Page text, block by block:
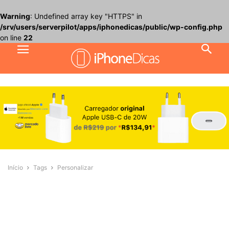
Warning: Undefined array key "HTTPS" in
/srv/users/serverpilot/apps/iphonedicas/public/wp-config.php
on line 22
Início Tags Personalizar